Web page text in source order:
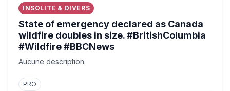
INSOLITE & DIVERS
State of emergency declared as Canada
wildfire doubles in size. #BritishColumbia
#Wildfire #BBCNews
Aucune description.
PRO